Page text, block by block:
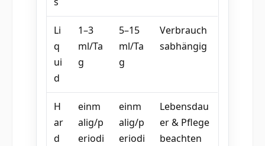
Li
q
ui
d
1–3
ml/Ta
g
5–15
ml/Ta
g
Verbrauch
sabhängig
H
ar
d
einm
alig/p
eriodi
einm
alig/p
eriodi
Lebensdau
er & Pflege
beachten